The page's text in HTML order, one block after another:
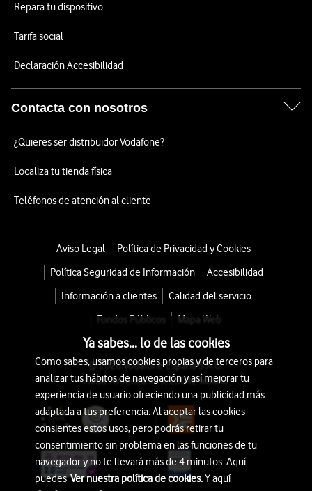
Repara tu dispositivo
Tarifa social
Declaración Accesibilidad
Contacta con nosotros
¿Quieres ser distribuidor Vodafone?
Localiza tu tienda física
Teléfonos de atención al cliente
Aviso Legal
Política de Privacidad y Cookies
Política Seguridad de Información
Accesibilidad
Información a clientes
Calidad del servicio
Fondos Públicos
Mapa Web
© 2026 Vodafone España S.A.U.
Avda. América 115, 28042 Madrid
Ya sabes... lo de las cookies
Como sabes, usamos cookies propias y de terceros para
analizar tus hábitos de navegación y así mejorar tu
experiencia de usuario ofreciendo una publicidad más
adaptada a tus preferencia. Al aceptar las cookies
consientes estos usos, pero podrás retirar tu
consentimiento sin problema en las funciones de tu
navegador y no te llevará más de 4 minutos. Aquí
puedesVer nuestra política de cookies.Y aquí